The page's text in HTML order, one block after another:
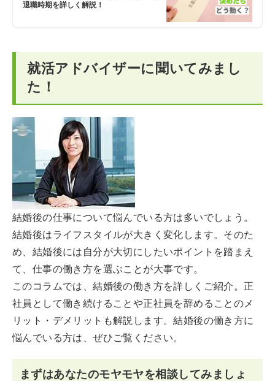
退職時期を詳しく解説！
就活アドバイザーに聞いてみまし
た！
結婚後の仕事について悩んでいる方は多いでしょう。
結婚後はライフスタイルが大きく変化します。そのた
め、結婚後には自分が大切にしたいポイントを踏まえ
て、仕事の働き方を選ぶことが大事です。
このコラムでは、結婚後の働き方を詳しくご紹介。正
社員として働き続けることや正社員を辞めることのメ
リット・デメリットも解説します。結婚後の働き方に
悩んでいる方は、ぜひご覧ください。
まずはあなたのモヤモヤを相談してみましょ